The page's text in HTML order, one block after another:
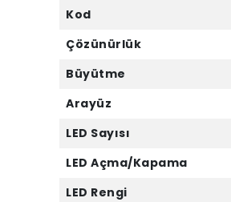
Kod
Çözünürlük
Büyütme
Arayüz
LED Sayısı
LED Açma/Kapama
LED Rengi